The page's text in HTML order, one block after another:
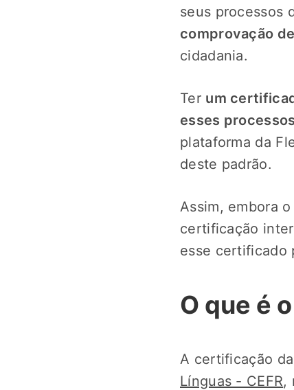
seus processos
comprovação
cidadania.
Ter um
esses processos
plataforma da
deste padrão.
Assim, embora
certificação
esse certificado
O que é
A certificação da
Línguas - CEFR,